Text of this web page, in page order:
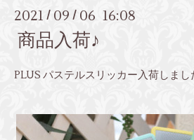
2021 / 09 / 06 16:08
商品入荷♪
PLUS パステルスリッカー入荷しまし